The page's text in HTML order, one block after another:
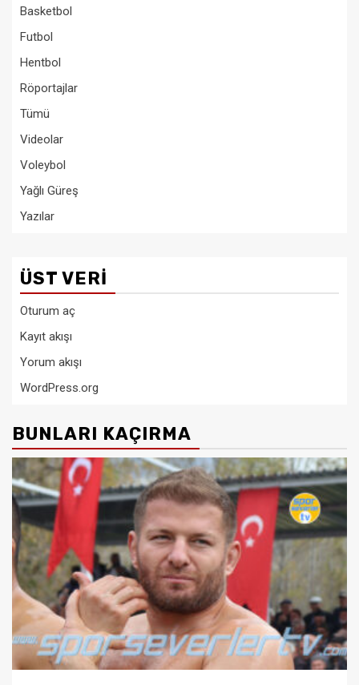
Basketbol
Futbol
Hentbol
Röportajlar
Tümü
Videolar
Voleybol
Yağlı Güreş
Yazılar
ÜST VERI
Oturum aç
Kayıt akışı
Yorum akışı
WordPress.org
BUNLARI KAÇIRMA